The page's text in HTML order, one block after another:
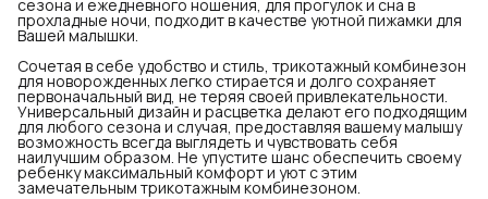
сезона и ежедневного ношения, для прогулок и сна в
прохладные ночи, подходит в качестве уютной пижамки для
Вашей малышки.
Сочетая в себе удобство и стиль, трикотажный комбинезон
для новорожденных легко стирается и долго сохраняет
первоначальный вид, не теряя своей привлекательности.
Универсальный дизайн и расцветка делают его подходящим
для любого сезона и случая, предоставляя вашему малышу
возможность всегда выглядеть и чувствовать себя
наилучшим образом. Не упустите шанс обеспечить своему
ребенку максимальный комфорт и уют с этим
замечательным трикотажным комбинезоном.